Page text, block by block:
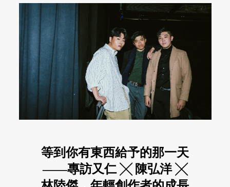
等到你有東西給予的那一天
——專訪又仁 ╳ 陳弘洋 ╳